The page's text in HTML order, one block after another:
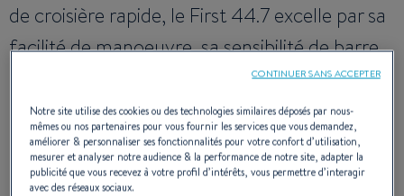
de croisière rapide, le First 44.7 excelle par sa
facilité de manoeuvre, sa sensibilité de barre
et la sécurité qu'il procure, même en équipage
réduit. Ses performances redoutables, son
équipement de série au plus haut standard,
son élégance intemporelle rendent ce 44
Notre site utilise des cookies ou des technologies similaires déposés par nous-
mêmes ou nos partenaires pour vous fournir les services que vous demandez,
améliorer & personnaliser ses fonctionnalités pour votre confort d’utilisation,
mesurer et analyser notre audience & la performance de notre site, adapter la
publicité que vous recevez à votre profil d’intérêts, vous permettre d’interagir
avec des réseaux sociaux.
CONTINUER SANS ACCEPTER